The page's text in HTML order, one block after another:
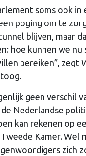
soms ook in
poging om te
blijven, maar
hoe kunnen we nu
bereiken”, zegt
geen verschil
Nederlandse
kan rekenen op
Kamer. Wel
zich